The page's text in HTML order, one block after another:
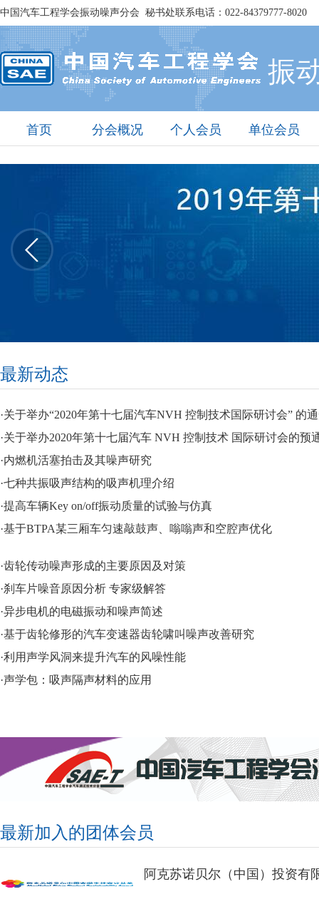
中国汽车工程学会振动噪声分会 秘书处联系电话：022-84379777-8020
振
首页 分会概况 个人会员 单位会员
最新动态
·关于举办“2020年第十七届汽车NVH 控制技术国际研讨会” 的
·关于举办2020年第十七届汽车 NVH 控制技术 国际研讨会的预
·内燃机活塞拍击及其噪声研究
·七种共振吸声结构的吸声机理介绍
·提高车辆Key on/off振动质量的试验与仿真
·基于BTPA某三厢车匀速敲鼓声、嗡嗡声和空腔声优化
·齿轮传动噪声形成的主要原因及对策
·刹车片噪音原因分析 专家级解答
·异步电机的电磁振动和噪声简述
·基于齿轮修形的汽车变速器齿轮啸叫噪声改善研究
·利用声学风洞来提升汽车的风噪性能
·声学包：吸声隔声材料的应用
最新加入的团体会员
阿克苏诺贝尔（中国）投资有